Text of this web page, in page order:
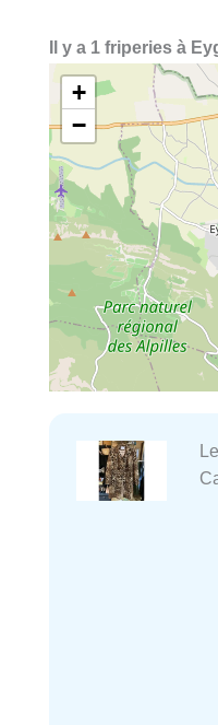
Il y a 1 friperies à
+
−